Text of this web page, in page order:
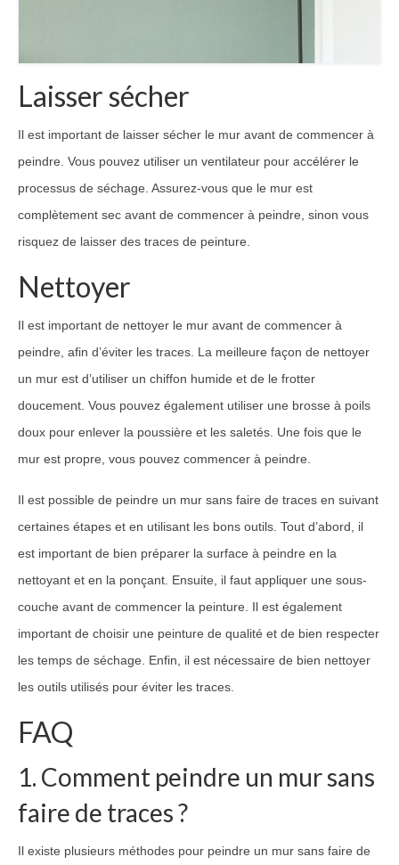
Laisser sécher
Il est important de laisser sécher le mur avant de commencer à
peindre. Vous pouvez utiliser un ventilateur pour accélérer le
processus de séchage. Assurez-vous que le mur est
complètement sec avant de commencer à peindre, sinon vous
risquez de laisser des traces de peinture.
Nettoyer
Il est important de nettoyer le mur avant de commencer à
peindre, afin d’éviter les traces. La meilleure façon de nettoyer
un mur est d’utiliser un chiffon humide et de le frotter
doucement. Vous pouvez également utiliser une brosse à poils
doux pour enlever la poussière et les saletés. Une fois que le
mur est propre, vous pouvez commencer à peindre.
Il est possible de peindre un mur sans faire de traces en suivant
certaines étapes et en utilisant les bons outils. Tout d’abord, il
est important de bien préparer la surface à peindre en la
nettoyant et en la ponçant. Ensuite, il faut appliquer une sous-
couche avant de commencer la peinture. Il est également
important de choisir une peinture de qualité et de bien respecter
les temps de séchage. Enfin, il est nécessaire de bien nettoyer
les outils utilisés pour éviter les traces.
FAQ
1. Comment peindre un mur sans
faire de traces ?
Il existe plusieurs méthodes pour peindre un mur sans faire de